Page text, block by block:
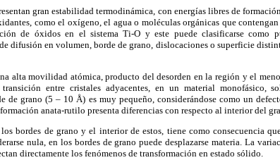
gran estabilidad termodinámica, con energías libres de
como el oxígeno, el agua o moléculas orgánicas que
de óxidos en el sistema Ti-O y este puede clasificarse como
difusión en volumen, borde de grano, dislocaciones o superficie
alta movilidad atómica, producto del desorden en la región y el
entre cristales adyacentes, en un material monofásico,
de grano (5 – 10 Å) es muy pequeño, considerándose como un
anata-rutilo presenta diferencias con respecto al interior del
bordes de grano y el interior de estos, tiene como consecuencia
nula, en los bordes de grano puede desplazarse materia. La
directamente los fenómenos de transformación en estado sólido.